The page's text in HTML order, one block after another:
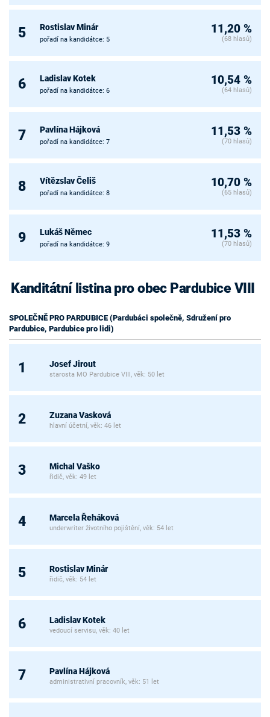
5 Rostislav Minár
pořadí na kandidátce: 5
11,20 %
(68 hlasů)
6 Ladislav Kotek
pořadí na kandidátce: 6
10,54 %
(64 hlasů)
7 Pavlína Hájková
pořadí na kandidátce: 7
11,53 %
(70 hlasů)
8 Vítězslav Čeliš
pořadí na kandidátce: 8
10,70 %
(65 hlasů)
9 Lukáš Němec
pořadí na kandidátce: 9
11,53 %
(70 hlasů)
Kanditátní listina pro obec Pardubice VIII
SPOLEČNĚ PRO PARDUBICE (Pardubáci společně, Sdružení pro
Pardubice, Pardubice pro lidi)
1 Josef Jirout
starosta MO Pardubice VIII, věk: 50 let
2 Zuzana Vasková
hlavní účetní, věk: 46 let
3 Michal Vaško
řidič, věk: 49 let
4 Marcela Řeháková
underwriter životního pojištění, věk: 54 let
5 Rostislav Minár
řidič, věk: 54 let
6 Ladislav Kotek
vedoucí servisu, věk: 40 let
7 Pavlína Hájková
administrativní pracovník, věk: 51 let